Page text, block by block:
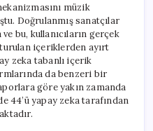
müzik
Doğrulanmış sanatçılar
bu, kullanıcıların gerçek
içeriklerden ayırt
zeka tabanlı içerik
da benzeri bir
göre yakın zamanda
44’ü yapay zeka tarafından